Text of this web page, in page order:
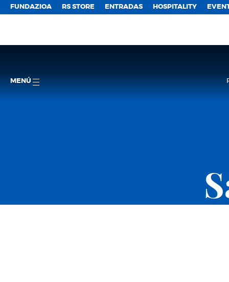
FUNDAZIOA RS STORE ENTRADAS HOSPITALITY
MENÚ